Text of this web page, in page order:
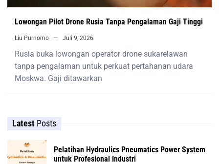
Lowongan Pilot Drone Rusia Tanpa Pengalaman Gaji Tinggi
Liu Purnomo Juli 9, 2026
Rusia buka lowongan operator drone sukarelawan
tanpa pengalaman untuk perkuat pertahanan udara
Moskwa. Gaji ditawarkan
Latest Posts
Pelatihan Hydraulics Pneumatics Power System
untuk Profesional Industri